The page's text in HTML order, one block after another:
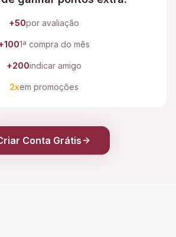
+50por avaliação
1ª compra do mês
+200indicar amigo
2xem promoções
Conta Grátis